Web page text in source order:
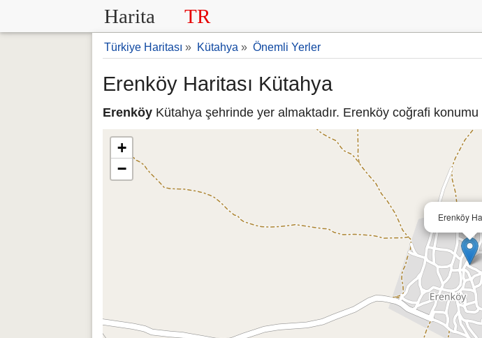
Harita TR
Türkiye Haritası » Kütahya » Önemli Yerler
Erenköy Haritası Kütahya
Erenköy Kütahya şehrinde yer almaktadır. Erenköy coğrafi konumu
Erenköy
+
−